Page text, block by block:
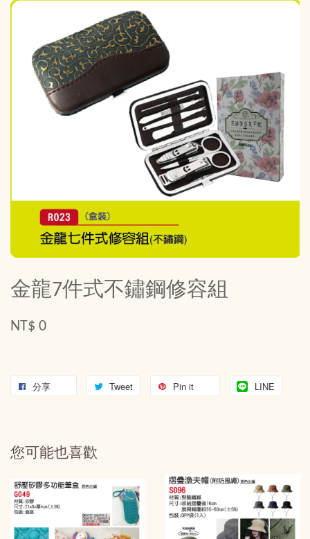
金龍7件式不鏽鋼修容組
NT$ 0
分享 Tweet Pin it LINE
您可能也喜歡